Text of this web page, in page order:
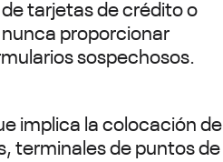
tarjetas de crédito o
proporcionar
sospechosos.
implica la colocación de
terminales de puntos de